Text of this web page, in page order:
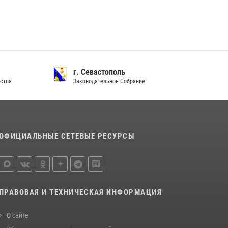
задержали подозреваемую в краже из
супермаркета
г. Севастополь
Законодательное Собрание
СЕТЕВЫЕ РЕСУРСЫ
ПРАВОВАЯ И ТЕХНИЧЕСКАЯ ИНФОРМАЦИЯ
О сайте